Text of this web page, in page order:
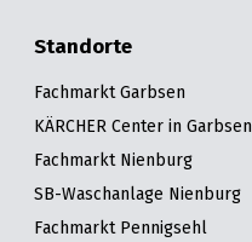
Standorte
Fachmarkt Garbsen
KÄRCHER Center in Garbsen
Fachmarkt Nienburg
SB-Waschanlage Nienburg
Fachmarkt Pennigsehl